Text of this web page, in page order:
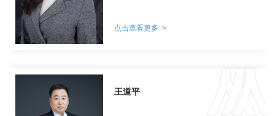
点击查看更多 >
王道平